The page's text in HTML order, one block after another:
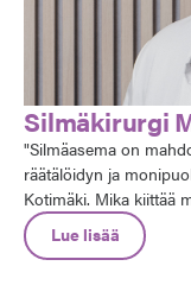
Silmäkirurgi
"Silmäasema on
räätälöidyn ja
Kotimäki. Mika kiittää
jatkuvasti
käytettäviin laitteisiin
Lue lisää